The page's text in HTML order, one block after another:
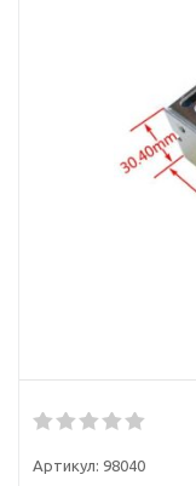
Артикул: 98040